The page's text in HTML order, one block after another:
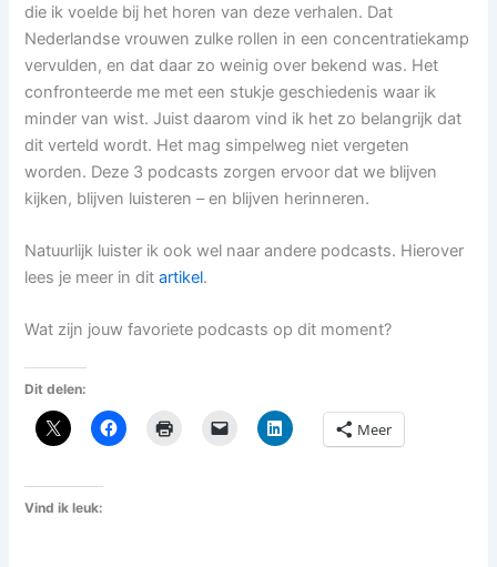
die ik voelde bij het horen van deze verhalen. Dat
Nederlandse vrouwen zulke rollen in een concentratiekamp
vervulden, en dat daar zo weinig over bekend was. Het
confronteerde me met een stukje geschiedenis waar ik
minder van wist. Juist daarom vind ik het zo belangrijk dat
dit verteld wordt. Het mag simpelweg niet vergeten
worden. Deze 3 podcasts zorgen ervoor dat we blijven
kijken, blijven luisteren – en blijven herinneren.
Natuurlijk luister ik ook wel naar andere podcasts. Hierover
lees je meer in ditartikel.
Wat zijn jouw favoriete podcasts op dit moment?
Dit delen:
Meer
Vind ik leuk: